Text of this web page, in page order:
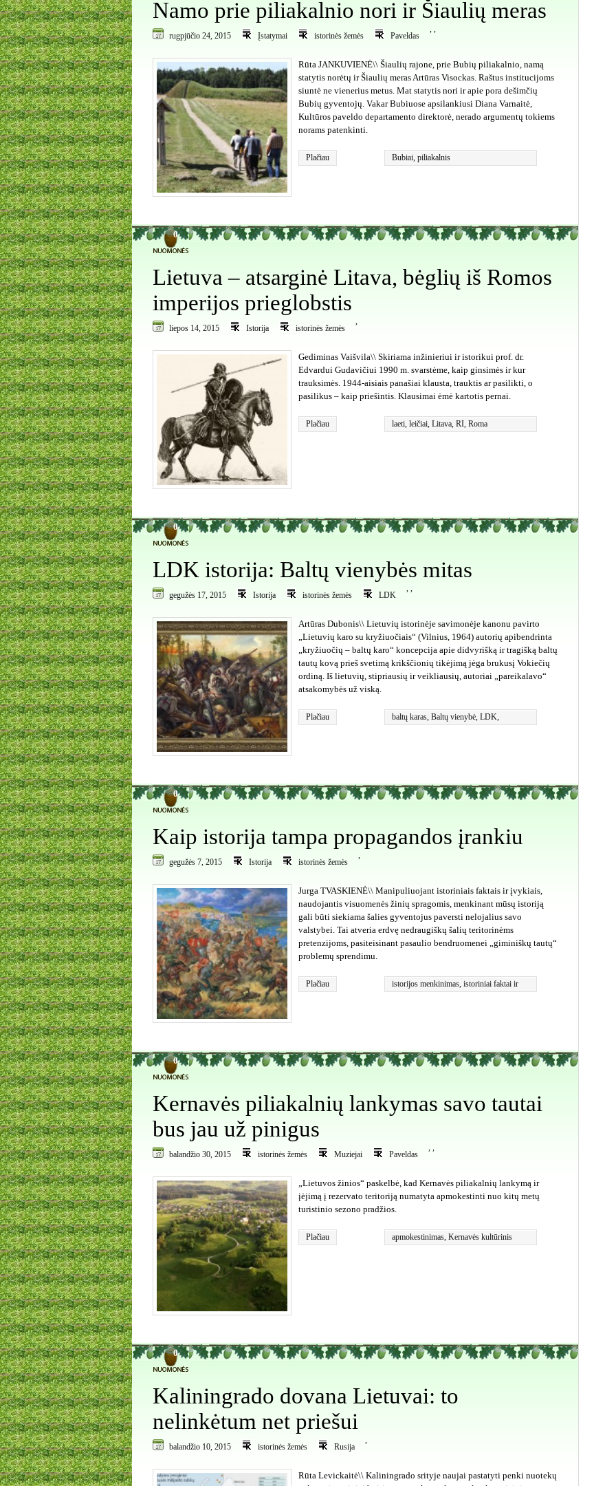
Namo prie piliakalnio nori ir Šiaulių meras
rugpjūčio 24, 2015 Įstatymai
,
istorinės žemės
,
Paveldas
Rūta JANKUVIENĖ\\ Šiaulių rajone, prie Bubių piliakalnio, namą
statytis norėtų ir Šiaulių meras Artūras Visockas. Raštus institucijoms
siuntė ne vienerius metus. Mat statytis nori ir apie pora dešimčių
Bubių gyventojų. Vakar Bubiuose apsilankiusi Diana Varnaitė,
Kultūros paveldo departamento direktorė, nerado argumentų tokiems
norams patenkinti.
Plačiau Bubiai, piliakalnis
0
Lietuva – atsarginė Litava, bėglių iš Romos
imperijos prieglobstis
liepos 14, 2015 Istorija
,
istorinės žemės
Gediminas Vaišvila\\ Skiriama inžinieriui ir istorikui prof. dr.
Edvardui Gudavičiui 1990 m. svarstėme, kaip ginsimės ir kur
trauksimės. 1944-aisiais panašiai klausta, trauktis ar pasilikti, o
pasilikus – kaip priešintis. Klausimai ėmė kartotis pernai.
Plačiau laeti, leičiai, Litava, RI, Roma
0
LDK istorija: Baltų vienybės mitas
gegužės 17, 2015 Istorija
,
istorinės žemės
,
LDK
Artūras Dubonis\\ Lietuvių istorinėje savimonėje kanonu pavirto
„Lietuvių karo su kryžiuočiais“ (Vilnius, 1964) autorių apibendrinta
„kryžiuočių – baltų karo“ koncepcija apie didvyrišką ir tragišką baltų
tautų kovą prieš svetimą krikščionių tikėjimą jėga brukusį Vokiečių
ordiną. Iš lietuvių, stipriausių ir veikliausių, autoriai „pareikalavo“
atsakomybės už viską.
Plačiau baltų karas, Baltų vienybė, LDK,
0
Kaip istorija tampa propagandos įrankiu
gegužės 7, 2015 Istorija
,
istorinės žemės
Jurga TVASKIENĖ\\ Manipuliuojant istoriniais faktais ir įvykiais,
naudojantis visuomenės žinių spragomis, menkinant mūsų istoriją
gali būti siekiama šalies gyventojus paversti nelojalius savo
valstybei. Tai atveria erdvę nedraugiškų šalių teritorinėms
pretenzijoms, pasiteisinant pasaulio bendruomenei „giminiškų tautų“
problemų sprendimu.
Plačiau istorijos menkinimas, istoriniai faktai ir
0
Kernavės piliakalnių lankymas savo tautai
bus jau už pinigus
balandžio 30, 2015 istorinės žemės
,
Muziejai
,
Paveldas
„Lietuvos žinios“ paskelbė, kad Kernavės piliakalnių lankymą ir
įėjimą į rezervato teritoriją numatyta apmokestinti nuo kitų metų
turistinio sezono pradžios.
Plačiau apmokestinimas, Kernavės kultūrinis
0
Kaliningrado dovana Lietuvai: to
nelinkėtum net priešui
balandžio 10, 2015 istorinės žemės
,
Rusija
Rūta Levickaitė\\ Kaliningrado srityje naujai pastatyti penki nuotekų